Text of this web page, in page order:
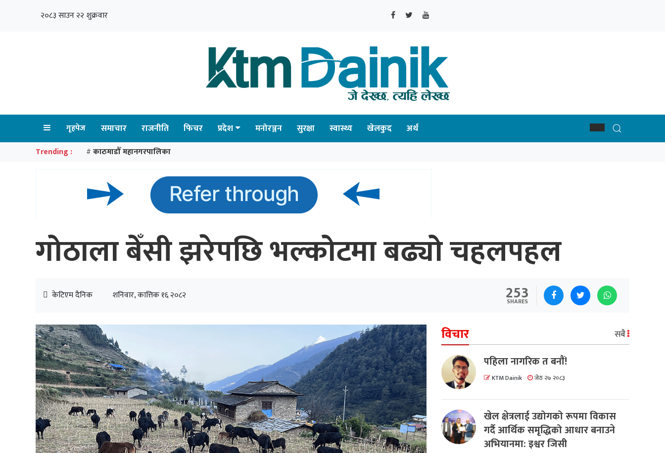
२०८३ साउन २२ शुक्रवार
गृहपेज समाचार राजनीति फिचर प्रदेश मनोरञ्जन सुरक्षा स्वास्थ्य खेलकुद अर्थ
Trending : # काठमाडौँ महानगरपालिका
गोठाला बेँसी झरेपछि भल्कोटमा बढ्यो चहलपहल
केटिएम दैनिक शनिवार, कात्तिक १६ २०८२ 253
SHARES
विचार सबै
पहिला नागरिक त बनाैं!
KTM Dainik जेठ २७ २०८३
खेल क्षेत्रलाई उद्योगको रूपमा विकास
गर्दै आर्थिक समृद्धिको आधार बनाउने
अभियानमा: इश्वर जिसी